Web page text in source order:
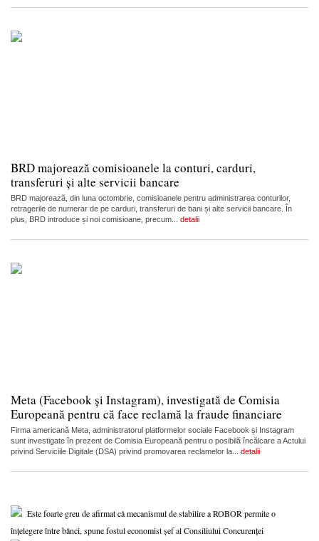
BRD majorează comisioanele la conturi, carduri,
transferuri și alte servicii bancare
BRD majorează, din luna octombrie, comisioanele pentru administrarea conturilor,
retragerile de numerar de pe carduri, transferuri de bani și alte servicii bancare. În
plus, BRD introduce și noi comisioane, precum... detalii
Meta (Facebook și Instagram), investigată de Comisia
Europeană pentru că face reclamă la fraude financiare
Firma americană Meta, administratorul platformelor sociale Facebook și Instagram
sunt investigate în prezent de Comisia Europeană pentru o posibilă încălcare a Actului
privind Serviciile Digitale (DSA) privind promovarea reclamelor la... detalii
Este foarte greu de afirmat că mecanismul de stabilire a ROBOR permite o
înțelegere între bănci, spune fostul economist șef al Consiliului Concurenței